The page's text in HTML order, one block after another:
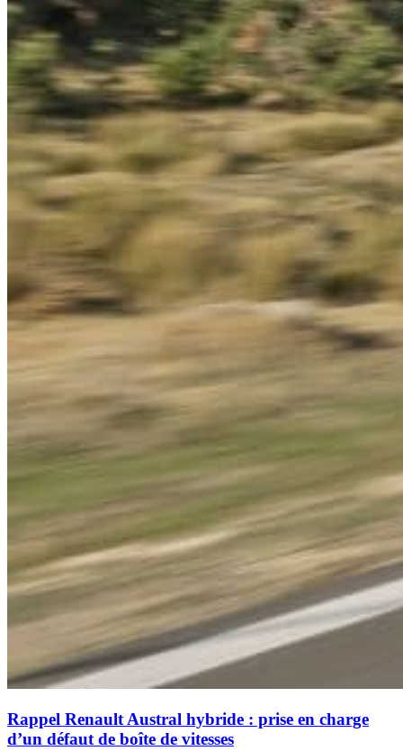
Rappel Renault Austral hybride : prise en charge
d’un défaut de boîte de vitesses